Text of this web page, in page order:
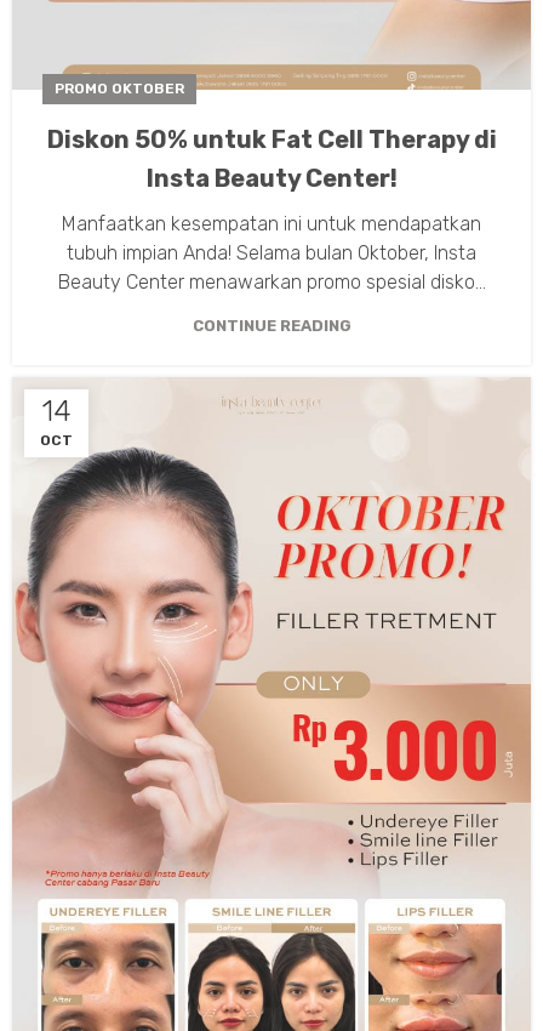
PROMO OKTOBER
Diskon 50% untuk Fat Cell Therapy di
Insta Beauty Center!
Manfaatkan kesempatan ini untuk mendapatkan
tubuh impian Anda! Selama bulan Oktober, Insta
Beauty Center menawarkan promo spesial disko...
CONTINUE READING
14
OCT